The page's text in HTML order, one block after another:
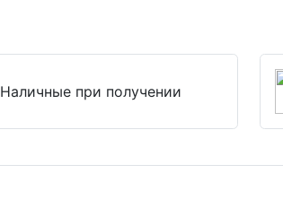
Наличные при получении